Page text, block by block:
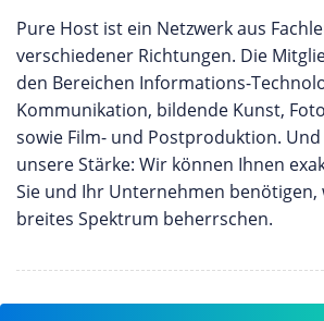
Pure Host ist ein Netzwerk aus
verschiedener Richtungen. Die
den Bereichen Informations-
Kommunikation, bildende Kunst,
sowie Film- und Postproduktion.
unsere Stärke: Wir können Ihnen
Sie und Ihr Unternehmen benötigen,
breites Spektrum beherrschen.